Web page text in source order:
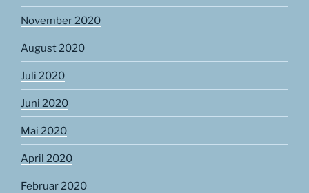
November 2020
August 2020
Juli 2020
Juni 2020
Mai 2020
April 2020
Februar 2020